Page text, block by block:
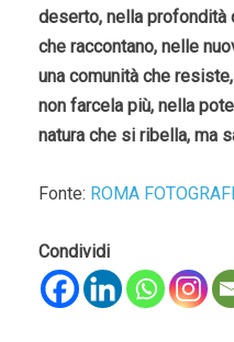
deserto, nella
che raccontano, nelle
una comunità che
non farcela più, nella
natura che si ribella, ma
Fonte: ROMA
Condividi